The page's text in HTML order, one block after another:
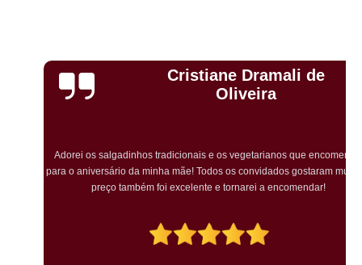
Cristiane Dramali de
Oliveira
Adorei os salgadinhos tradicionais e os vegetarianos que encomendei
para o aniversário da minha mãe! Todos os convidados gostaram muito! O
preço também foi excelente e tornarei a encomendar!